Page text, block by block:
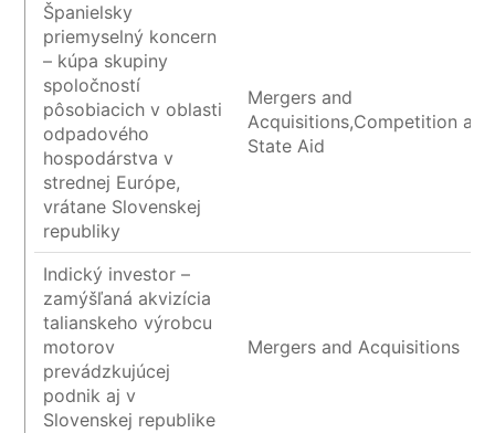
Španielsky
priemyselný koncern
– kúpa skupiny
spoločností
pôsobiacich v oblasti
odpadového
hospodárstva v
strednej Európe,
vrátane Slovenskej
republiky
Mergers and
Acquisitions,Competition and
State Aid
Indický investor –
zamýšľaná akvizícia
talianskeho výrobcu
motorov
prevádzkujúcej
podnik aj v
Slovenskej republike
Mergers and Acquisitions